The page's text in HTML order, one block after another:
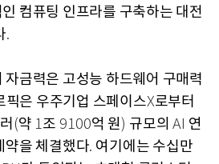
컴퓨팅 인프라를 구축하는 대전
.
자금력은 고성능 하드웨어 구매력
픽은 우주기업 스페이스X로부터
(약 1조 9100억 원 ) 규모의 AI 연
약을 체결했다. 여기에는 수십만